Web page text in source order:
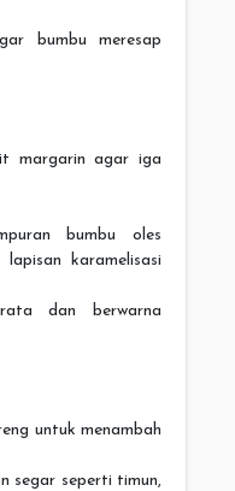
bumbu meresap
margarin agar iga
bumbu oles
karamelisasi
dan berwarna
untuk menambah
segar seperti timun,